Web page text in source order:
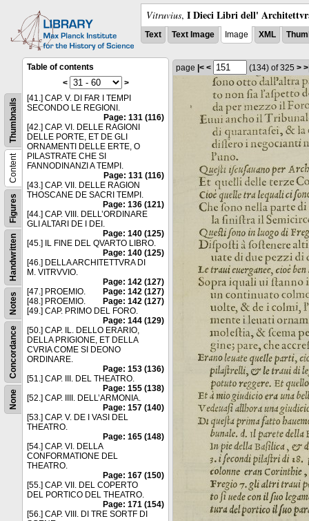
Vitruvius, I Dieci Libri dell'
Text Text Image Image XML
None
Concordance
Notes
Handwritten
Figures
Content
Thumbnails
Table of contents
<
>
[41.] CAP. V. DI FAR I TEMPI
SECONDO LE REGIONI.
Page: 131 (116)
[42.] CAP. VI. DELLE RAGIONI
DELLE PORTE, ET DE GLI
ORNAMENTI DELLE ERTE, O
PILASTRATE CHE SI
FANNODINANZI A TEMPI.
Page: 131 (116)
[43.] CAP. VII. DELLE RAGION
THOSCANE DE SACRI TEMPI.
Page: 136 (121)
[44.] CAP. VIII. DELL’ORDINARE
GLI ALTARI DE I DEI.
Page: 140 (125)
[45.] IL FINE DEL QVARTO LIBRO.
Page: 140 (125)
[46.] DELLA ARCHITETTVRA DI
M. VITRVVIO.
Page: 142 (127)
[47.] PROEMIO.
Page: 142 (127)
[48.] PROEMIO.
Page: 142 (127)
[49.] CAP. PRIMO DEL FORO.
Page: 144 (129)
[50.] CAP. IL. DELLO ERARIO,
DELLA PRIGIONE, ET DELLA
CVRIA COME SI DEONO
ORDINARE.
Page: 153 (136)
[51.] CAP. III. DEL THEATRO.
Page: 155 (138)
[52.] CAP. IIII. DELL’ARMONIA.
Page: 157 (140)
[53.] CAP. V. DE I VASI DEL
THEATRO.
Page: 165 (148)
[54.] CAP. VI. DELLA
CONFORMATIONE DEL
THEATRO.
Page: 167 (150)
[55.] CAP. VII. DEL COPERTO
DEL PORTICO DEL THEATRO.
Page: 171 (154)
[56.] CAP. VIII. DI TRE SORTF DI
page |< < (134) of 325 >